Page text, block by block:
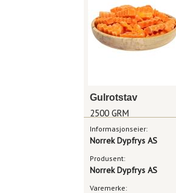
Gulrotstav
2500 GRM
Informasjonseier:
Norrek Dypfrys AS
Produsent:
Norrek Dypfrys AS
Varemerke: